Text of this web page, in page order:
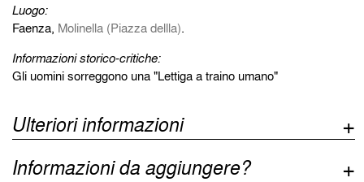
Luogo:
Faenza, Molinella (Piazza dellla).
Informazioni storico-critiche:
Gli uomini sorreggono una "Lettiga a traino umano"
Ulteriori informazioni
Informazioni da aggiungere?